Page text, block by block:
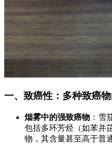
一、致癌性：多种致癌
烟雾中的强致癌物 ：雪
包括多环芳烃（如苯并
物，其含量甚至高于普